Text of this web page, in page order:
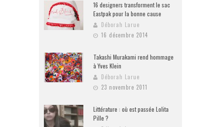
16 designers transforment le sac
Eastpak pour la bonne cause
Déborah Larue
16 décembre 2014
Takashi Murakami rend hommage
à Yves Klein
Déborah Larue
23 novembre 2011
Littérature : où est passée Lolita
Pille ?